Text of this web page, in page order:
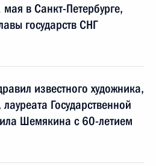
в Санкт-Петербурге,
государств СНГ
известного художника,
Государственной
Шемякина с 60-летием